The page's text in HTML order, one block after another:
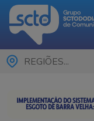
REGIÕES...